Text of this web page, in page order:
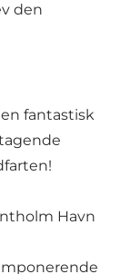
den
en fantastisk
Havn